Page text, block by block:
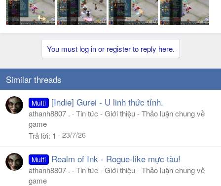
You must log in or register to reply here.
Similar threads
Multi [Indie] Gurei - U linh thức tỉnh.
athanh8807 .
Tin tức - Giới thiệu - Thảo luận chung về
game
Trả lời 1 23/7/26
Multi Realm of Ink - Rogue-like mực tàu!
athanh8807 .
Tin tức - Giới thiệu - Thảo luận chung về
game